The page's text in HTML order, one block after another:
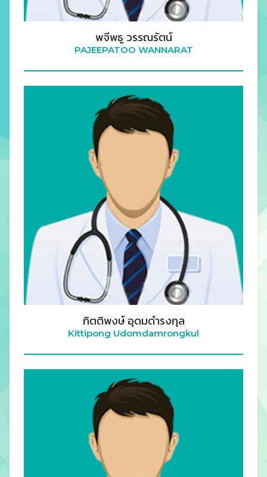
พจีพธู วรรณรัตน์
PAJEEPATOO WANNARAT
กิตติพงษ์ อุดมดำรงกุล
Kittipong Udomdamrongkul